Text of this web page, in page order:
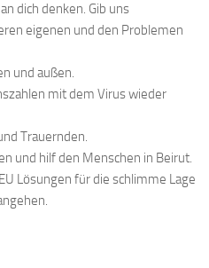
dich denken. Gib uns
eigenen und den Problemen
und außen.
mit dem Virus wieder
Trauernden.
und hilf den Menschen in Beirut.
Lösungen für die schlimme Lage